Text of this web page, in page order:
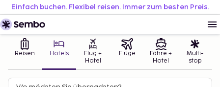
Einfach buchen. Flexibel reisen. Immer zum besten Preis.
Reisen Hotels
Flug +
Hotel
Flüge
Fähre +
Hotel
Multi-
stop